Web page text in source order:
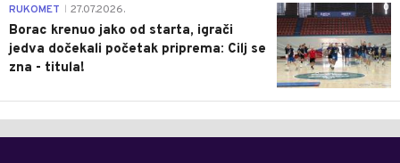
0
RUKOMET 27.07.2026.
Borac krenuo jako od starta, igrači
jedva dočekali početak priprema: Cilj se
zna - titula!